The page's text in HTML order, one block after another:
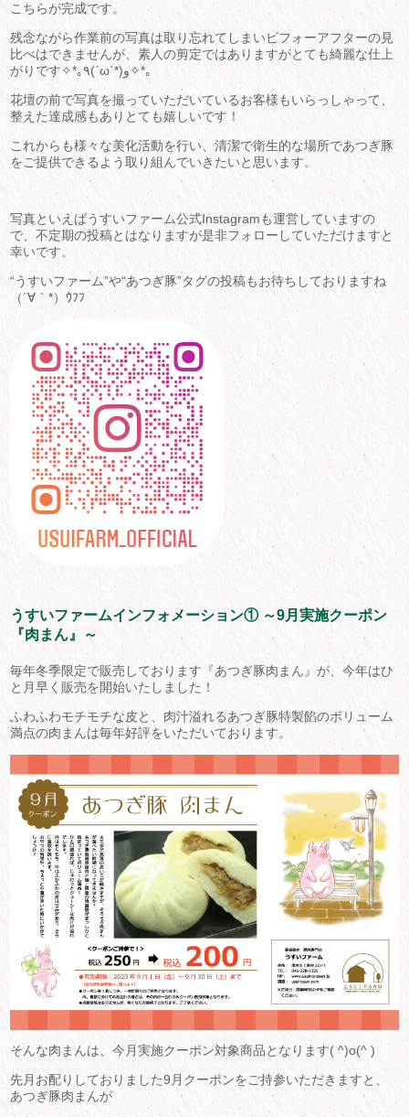
こちらが完成です。
残念ながら作業前の写真は取り忘れてしまいビフォーアフターの見
比べはできませんが、素人の剪定ではありますがとても綺麗な仕上
がりです✧*｡٩(ˊωˋ*)و✧*｡
花壇の前で写真を撮っていただいているお客様もいらっしゃって、
整えた達成感もありとても嬉しいです！
これからも様々な美化活動を行い、清潔で衛生的な場所であつぎ豚
をご提供できるよう取り組んでいきたいと思います。
写真といえばうすいファーム公式Instagramも運営していますの
で、不定期の投稿とはなりますが是非フォローしていただけますと
幸いです。
“うすいファーム”や“あつぎ豚”タグの投稿もお待ちしておりますね
（´∀｀*）ｳﾌﾌ
うすいファームインフォメーション① ～9月実施クーポン
『肉まん』～
毎年冬季限定で販売しております『あつぎ豚肉まん』が、今年はひ
と月早く販売を開始いたしました！
ふわふわモチモチな皮と、肉汁溢れるあつぎ豚特製餡のボリューム
満点の肉まんは毎年好評をいただいております。
そんな肉まんは、今月実施クーポン対象商品となります( ^)o(^ )
先月お配りしておりました9月クーポンをご持参いただきますと、
あつぎ豚肉まんが